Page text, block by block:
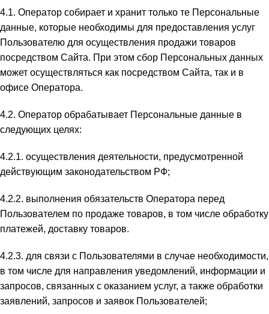
4.1. Оператор собирает и хранит только те Персональные
данные, которые необходимы для предоставления услуг
Пользователю для осуществления продажи товаров
посредством Сайта. При этом сбор Персональных данных
может осуществляться как посредством Сайта, так и в
офисе Оператора.
4.2. Оператор обрабатывает Персональные данные в
следующих целях:
4.2.1. осуществления деятельности, предусмотренной
действующим законодательством РФ;
4.2.2. выполнения обязательств Оператора перед
Пользователем по продаже товаров, в том числе обработку
платежей, доставку товаров.
4.2.3. для связи с Пользователями в случае необходимости,
в том числе для направления уведомлений, информации и
запросов, связанных с оказанием услуг, а также обработки
заявлений, запросов и заявок Пользователей;